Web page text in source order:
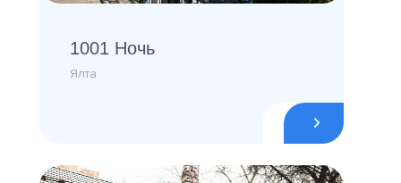
1001 Ночь
Ялта